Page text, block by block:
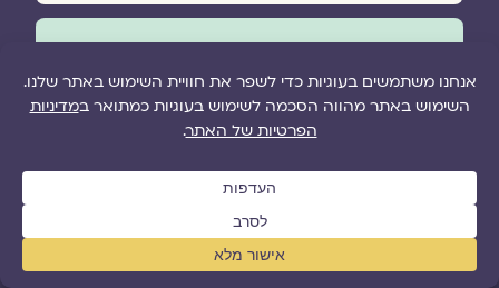
גלויה היא מגזין מקוון המתקיים כספריה צומחת ובה
קולות שונים במאמרים, שירים, תפילות, מסות פרוזה,
וראיונות אישיים המרחיבים את הדעת.
באמצעות הנגשת ידע על זוגיות, הלכה ומיניות ובכללם:
רווקות, אירוסין, חיי נישואין, בניית המשפחה, טקסי חיים
המגזין נוסד בשנת 2019 על-ידי הרבנית שרה סגל־כץ.